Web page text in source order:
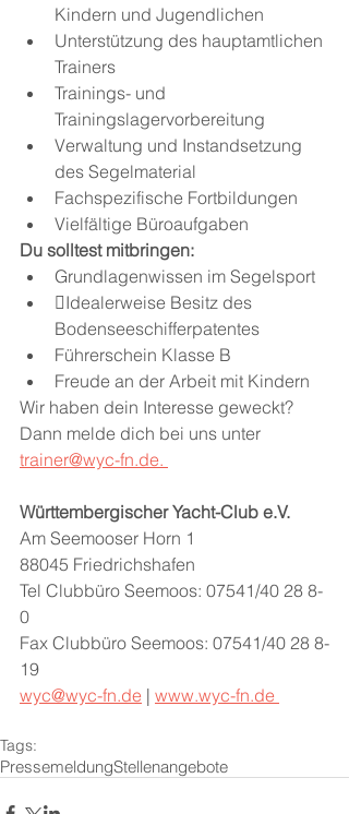
Kindern und Jugendlichen
Unterstützung des hauptamtlichen
Trainers
Trainings- und
Trainingslagervorbereitung
Verwaltung und Instandsetzung
des Segelmaterial
Fachspezifische Fortbildungen
Vielfältige Büroaufgaben
Du solltest mitbringen:
Grundlagenwissen im Segelsport
Idealerweise Besitz des
Bodenseeschifferpatentes
Führerschein Klasse B
Freude an der Arbeit mit Kindern
Wir haben dein Interesse geweckt?
Dann melde dich bei uns unter
trainer@wyc-fn.de.
Württembergischer Yacht-Club e.V.
Am Seemooser Horn 1
88045 Friedrichshafen
Tel Clubbüro Seemoos: 07541/40 28 8-
0
Fax Clubbüro Seemoos: 07541/40 28 8-
19
wyc@wyc-fn.de | www.wyc-fn.de
Tags:
PressemeldungStellenangebote